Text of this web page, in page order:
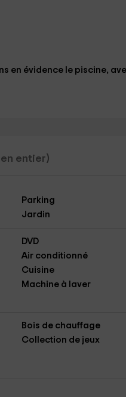
en évidence le piscine,
entier)
Parking
Jardin
DVD
Air conditionné
Cuisine
Machine à laver
Bois de chauffage
Collection de jeux